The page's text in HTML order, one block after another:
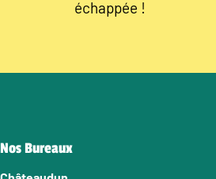
échappée !
Nos Bureaux